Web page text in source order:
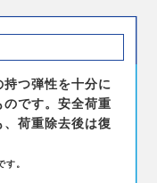
つ弾性を十分に
です。安全荷重
荷重除去後は復
す。